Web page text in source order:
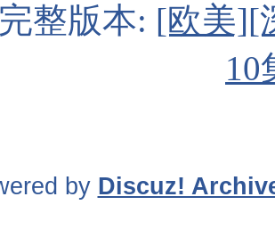
整版本: [欧美][
10
by Discuz!